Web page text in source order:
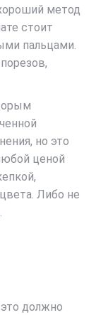
метод
стоит
пальцами.
но это
ценой
Либо не
должно